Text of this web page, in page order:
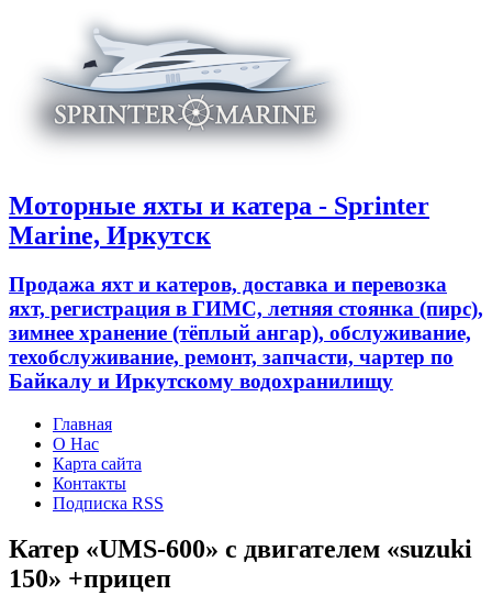
Моторные яхты и катера - Sprinter
Marine, Иркутск
Продажа яхт и катеров, доставка и перевозка
яхт, регистрация в ГИМС, летняя стоянка (пирс),
зимнее хранение (тёплый ангар), обслуживание,
техобслуживание, ремонт, запчасти, чартер по
Байкалу и Иркутскому водохранилищу
Главная
О Нас
Карта сайта
Контакты
Подписка RSS
Катер «UMS-600» с двигателем «suzuki
150» +прицеп